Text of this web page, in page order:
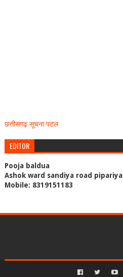
छत्तीसगढ़ सूचना पटल
EDITOR
Pooja baldua
Ashok ward sandiya road pipariya
Mobile: 8319151183